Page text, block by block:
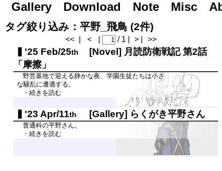
Road to Day After Tomorrow...
Gallery Download Note Misc
タグ絞り込み：平野_飛鳥 (2件)
<< < / 1 | > | >>
'25 Feb/25th [Novel] 月読防衛戦記 第2話
「摩擦」
野営基地で迎える静かな夜、学園生徒たちは小さ
な騒乱に遭遇する。
・続きを読む
'23 Apr/11th [Gallery] らくがき平野さん
普通科の平野さん。
・続きを読む